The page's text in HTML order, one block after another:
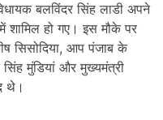
बलविंदर सिंह लाडी अपने
शामिल हो गए। इस मौके पर
सिसोदिया, आप पंजाब के
मुंडियां और मुख्यमंत्री
थे।